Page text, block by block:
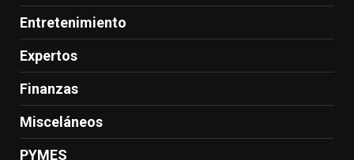
Entretenimiento
Expertos
Finanzas
Misceláneos
PYMES